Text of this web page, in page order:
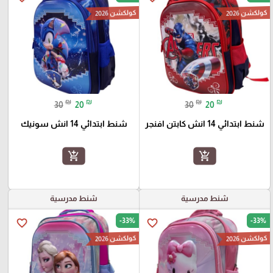
كولكشن 2026
30 ₪ 20 ₪
شنط ابتدائي 14 انش كابتن افنجر
add_shopping_cart
كولكشن 2026
30 ₪ 20 ₪
شنط ابتدائي 14 انش سونيك
add_shopping_cart
شنط مدرسية
favorite_border -33%
كولكشن 2026
شنط مدرسية
favorite_border -33%
كولكشن 2026